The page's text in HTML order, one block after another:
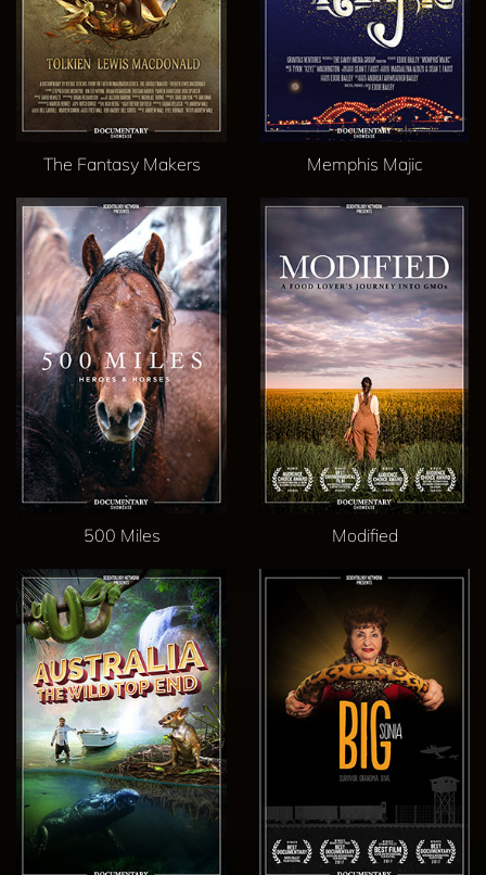
The Fantasy Makers Memphis Majic
500 Miles Modified